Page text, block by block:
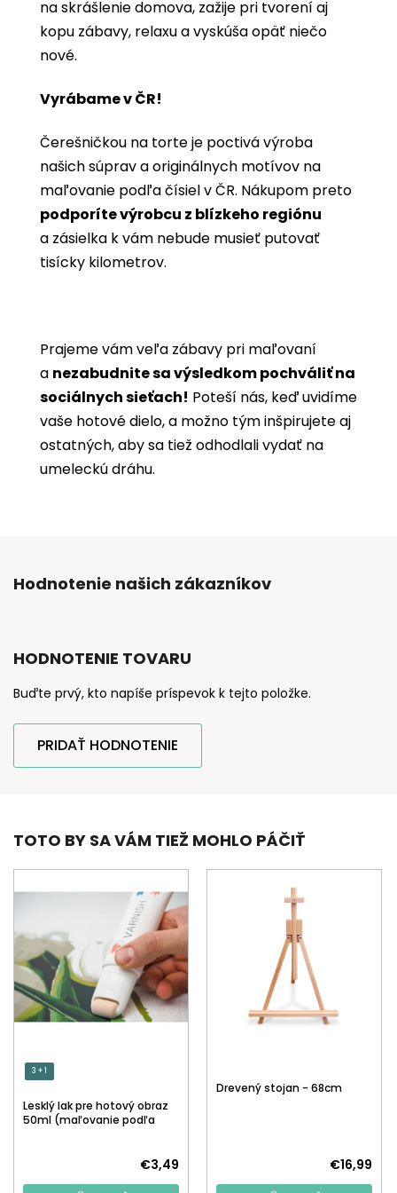
na skrášlenie domova, zažije pri tvorení aj
kopu zábavy, relaxu a vyskúša opäť niečo
nové.
Vyrábame v ČR!
Čerešničkou na torte je poctivá výroba
našich súprav a originálnych motívov na
maľovanie podľa čísiel v ČR. Nákupom preto
podporíte výrobcu z blízkeho regiónu
a zásielka k vám nebude musieť putovať
tisícky kilometrov.
Prajeme vám veľa zábavy pri maľovaní
a nezabudnite sa výsledkom pochváliť na
sociálnych sieťach! Poteší nás, keď uvidíme
vaše hotové dielo, a možno tým inšpirujete aj
ostatných, aby sa tiež odhodlali vydať na
umeleckú dráhu.
Hodnotenie našich zákazníkov
HODNOTENIE TOVARU
Buďte prvý, kto napíše príspevok k tejto položke.
PRIDAŤ HODNOTENIE
TOTO BY SA VÁM TIEŽ MOHLO PÁČIŤ
3 + 1
Lesklý lak pre hotový obraz
50ml (maľovanie podľa
€3,49
Drevený stojan - 68cm
€16,99